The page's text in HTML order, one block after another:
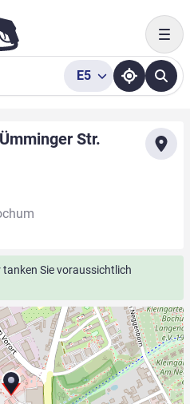
E5
Str.
tanken Sie voraussichtlich